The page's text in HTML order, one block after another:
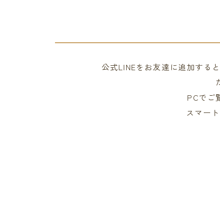
公式LINEをお友達に追加する
PCでご
スマー